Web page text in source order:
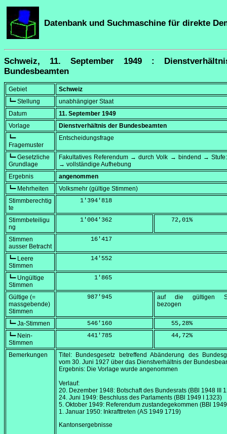
Datenbank und Suchmaschine für direkte
Schweiz, 11. September 1949 :
Bundesbeamten
Gebiet
Schweiz
┗━ Stellung
unabhängiger Staat
Datum
11. September 1949
Vorlage
Dienstverhältnis der Bundesbeamten
┗━
Fragemuster
Entscheidungsfrage
┗━ Gesetzliche
Grundlage
Fakultatives Referendum → durch Volk → bindend →
→ vollständige Aufhebung
Ergebnis
angenommen
┗━ Mehrheiten
Volksmehr (gültige Stimmen)
Stimmberechtig
te
      1'394'818
Stimmbeteiligu
ng
      1'004'362
    72,01
%
Stimmen
ausser Betracht
         16'417
┗━ Leere
Stimmen
         14'552
┗━ Ungültige
Stimmen
          1'865
Gültige (=
massgebende)
Stimmen
        987'945
auf die gültigen
bezogen
┗━ Ja-Stimmen
        546'160
    55,28
%
┗━ Nein-
Stimmen
        441'785
    44,72
%
Bemerkungen
Titel: Bundesgesetz betreffend Abänderung des
vom 30. Juni 1927 über das Dienstverhältnis der
Ergebnis: Die Vorlage wurde angenommen
Verlauf:
20. Dezember 1948: Botschaft des Bundesrats (BBl 1948 III
24. Juni 1949: Beschluss des Parlaments (BBl 1949 I 1323)
5. Oktober 1949: Referendum zustandegekommen (BBl
1. Januar 1950: Inkrafttreten (AS 1949 1719)
Kantonsergebnisse